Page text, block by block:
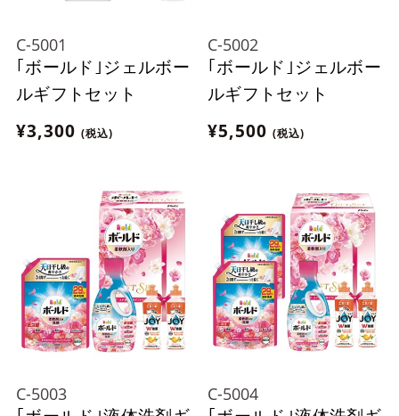
C-5001
｢ボールド｣ジェルボー
ルギフトセット
¥3,300 (税込)
C-5002
｢ボールド｣ジェルボー
ルギフトセット
¥5,500 (税込)
C-5003 C-5004